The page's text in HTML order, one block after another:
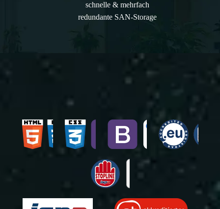
schnelle & mehrfach
redundante SAN-Storage